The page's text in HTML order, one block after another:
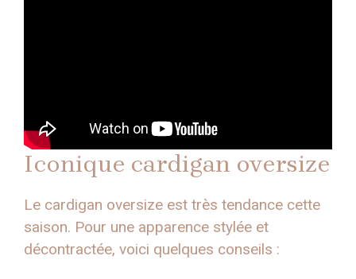
Iconique cardigan oversize
Le cardigan oversize est très tendance cette
saison. Pour une apparence stylée et
décontractée, voici quelques conseils :